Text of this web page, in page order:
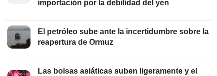
importación por la debilidad del yen
El petróleo sube ante la incertidumbre sobre la
reapertura de Ormuz
Las bolsas asiáticas suben ligeramente y el